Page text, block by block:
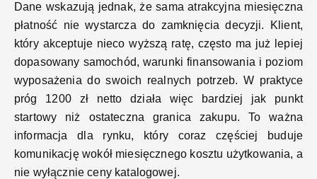
Dane wskazują jednak, że sama atrakcyjna miesięczna
płatność nie wystarcza do zamknięcia decyzji. Klient,
który akceptuje nieco wyższą ratę, często ma już lepiej
dopasowany samochód, warunki finansowania i poziom
wyposażenia do swoich realnych potrzeb. W praktyce
próg 1200 zł netto działa więc bardziej jak punkt
startowy niż ostateczna granica zakupu. To ważna
informacja dla rynku, który coraz częściej buduje
komunikację wokół miesięcznego kosztu użytkowania, a
nie wyłącznie ceny katalogowej.